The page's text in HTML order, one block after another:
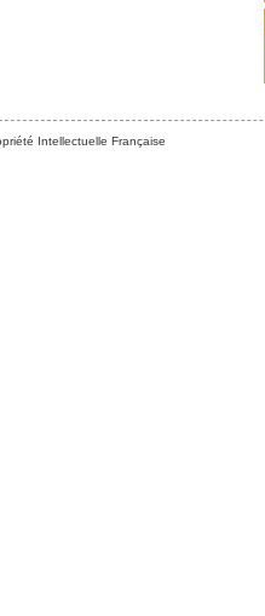
Intellectuelle Française